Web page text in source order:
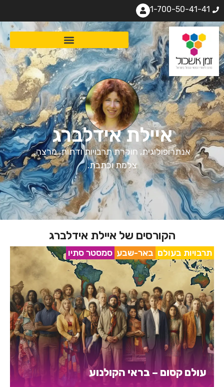
1-700-50-41-41
איילת אידלברג
אנתרופולוגית, חוקרת תרבויות ודתות, מרצה,
צלמת וכתבת.
הקורסים של איילת אידלברג
תרבויות בעולם באר-שבע סמסטר סתיו
עולם קסום – בראי הקולנוע